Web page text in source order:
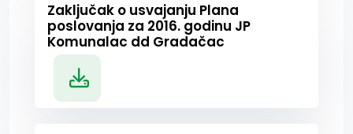
Zaključak o usvajanju Plana
poslovanja za 2016. godinu JP
Komunalac dd Gradačac